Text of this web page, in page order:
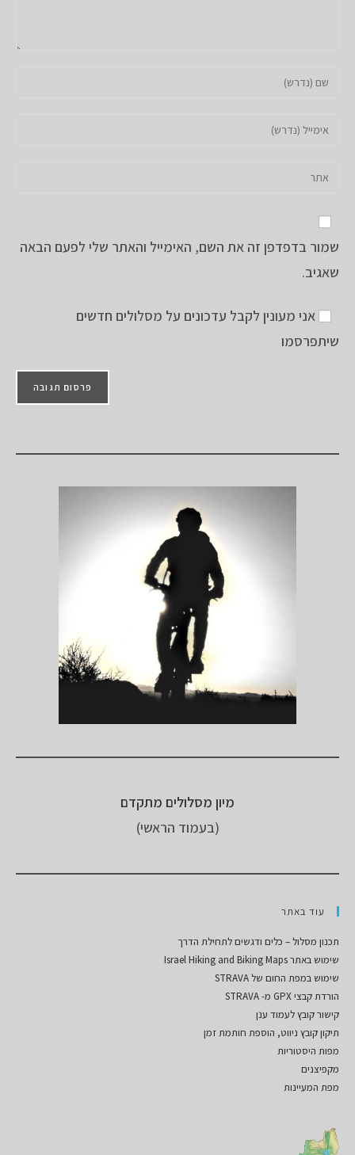
שלך
שם
כדי
דואר
כדי
אתר
האינטרנט
שלך
שמור בדפדפן זה את השם, האימייל והאתר שלי לפעם הבאה
שאגיב.
אני מעונין לקבל עדכונים על מסלולים חדשים
שיתפרסמו
מיון מסלולים מתקדם
(בעמוד הראשי)
עוד באתר
תכנון מסלול – כלים ודגשים לתחילת הדרך
שימוש באתר Israel Hiking and Biking Maps
שימוש במפת החום של STRAVA
הורדת קבצי GPX מ- STRAVA
קישור קובץ לעמוד ענן
תיקון קובץ ניווט, הוספת חותמת זמן
מפות היסטוריות
מקפיצנים
מפת המעיינות